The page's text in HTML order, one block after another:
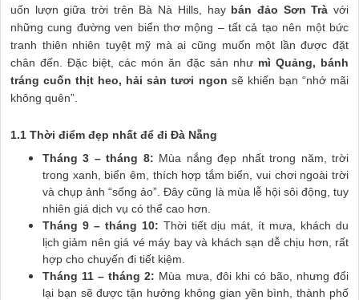
uốn lượn giữa trời trên Bà Nà Hills, hay bán đảo Sơn Trà với
những cung đường ven biển thơ mộng – tất cả tạo nên một bức
tranh thiên nhiên tuyệt mỹ mà ai cũng muốn một lần được đặt
chân đến. Đặc biệt, các món ăn đặc sản như mì Quảng, bánh
tráng cuốn thịt heo, hải sản tươi ngon sẽ khiến bạn “nhớ mãi
không quên”.
1.1 Thời điểm đẹp nhất để đi Đà Nẵng
Tháng 3 – tháng 8: Mùa nắng đẹp nhất trong năm, trời
trong xanh, biển êm, thích hợp tắm biển, vui chơi ngoài trời
và chụp ảnh “sống ảo”. Đây cũng là mùa lễ hội sôi động, tuy
nhiên giá dịch vụ có thể cao hơn.
Tháng 9 – tháng 10: Thời tiết dịu mát, ít mưa, khách du
lịch giảm nên giá vé máy bay và khách sạn dễ chịu hơn, rất
hợp cho chuyến đi tiết kiệm.
Tháng 11 – tháng 2: Mùa mưa, đôi khi có bão, nhưng đổi
lại bạn sẽ được tận hưởng không gian yên bình, thành phố